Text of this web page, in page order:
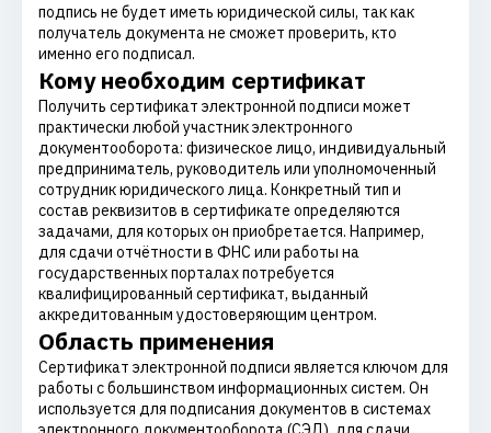
подпись не будет иметь юридической силы, так как
получатель документа не сможет проверить, кто
именно его подписал.
Кому необходим сертификат
Получить сертификат электронной подписи может
практически любой участник электронного
документооборота: физическое лицо, индивидуальный
предприниматель, руководитель или уполномоченный
сотрудник юридического лица. Конкретный тип и
состав реквизитов в сертификате определяются
задачами, для которых он приобретается. Например,
для сдачи отчётности в ФНС или работы на
государственных порталах потребуется
квалифицированный сертификат, выданный
аккредитованным удостоверяющим центром.
Область применения
Сертификат электронной подписи является ключом для
работы с большинством информационных систем. Он
используется для подписания документов в системах